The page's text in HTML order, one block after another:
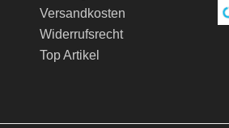
Versandkosten
Widerrufsrecht
Top Artikel